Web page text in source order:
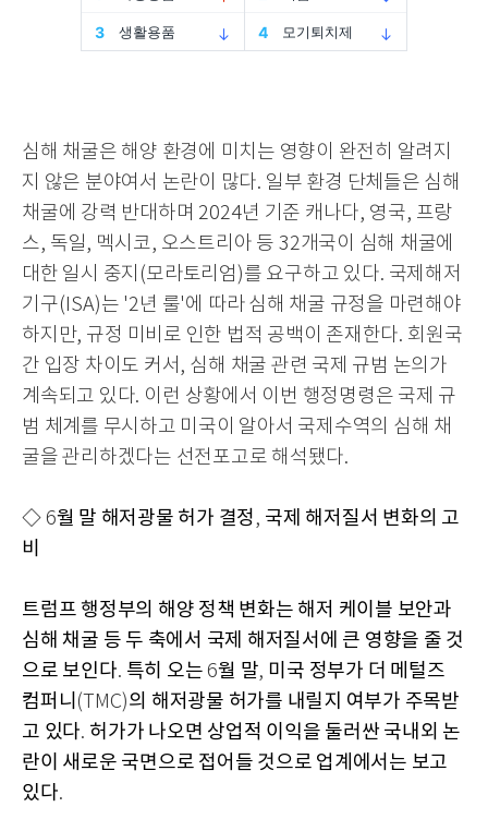
심해 채굴은 해양 환경에 미치는 영향이 완전히 알려지
지 않은 분야여서 논란이 많다. 일부 환경 단체들은 심해
채굴에 강력 반대하며 2024년 기준 캐나다, 영국, 프랑
스, 독일, 멕시코, 오스트리아 등 32개국이 심해 채굴에
대한 일시 중지 (모라토리엄 )를 요구하고 있다. 국제해저
기구(ISA)는 '2년 룰'에 따라 심해 채굴 규정을 마련해야
하지만, 규정 미비로 인한 법적 공백이 존재한다. 회원국
간 입장 차이도 커서 , 심해 채굴 관련 국제 규범 논의가
계속되고 있다. 이런 상황에서 이번 행정명령은 국제 규
범 체계를 무시하고 미국이 알아서 국제수역의 심해 채
굴을 관리하겠다는 선전포고로 해석됐다.
◇ 6월 말 해저광물 허가 결정, 국제 해저질서 변화의 고
비
트럼프 행정부의 해양 정책 변화는 해저 케이블 보안과
심해 채굴 등 두 축에서 국제 해저질서에 큰 영향을 줄 것
으로 보인다. 특히 오는 6월 말, 미국 정부가 더 메털즈
컴퍼니 (TMC)의 해저광물 허가를 내릴지 여부가 주목받
고 있다. 허가가 나오면 상업적 이익을 둘러싼 국내외 논
란이 새로운 국면으로 접어들 것으로 업계에서는 보고
있다.